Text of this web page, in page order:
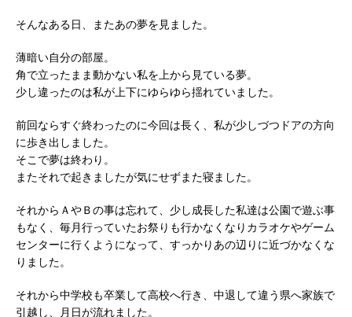
そんなある日、またあの夢を見ました。
薄暗い自分の部屋。
角で立ったまま動かない私を上から見ている夢。
少し違ったのは私が上下にゆらゆら揺れていました。
前回ならすぐ終わったのに今回は長く、私が少しづつドアの方向
に歩き出しました。
そこで夢は終わり。
またそれで起きましたが気にせずまた寝ました。
それからＡやＢの事は忘れて、少し成長した私達は公園で遊ぶ事
もなく、毎月行っていたお祭りも行かなくなりカラオケやゲーム
センターに行くようになって、すっかりあの辺りに近づかなくな
りました。
それから中学校も卒業して高校へ行き、中退して違う県へ家族で
引越し、月日が流れました。